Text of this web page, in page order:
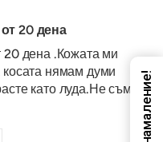
20 дена
20 дена .Кожата ми
косата нямам думи
като луда.Не съм...